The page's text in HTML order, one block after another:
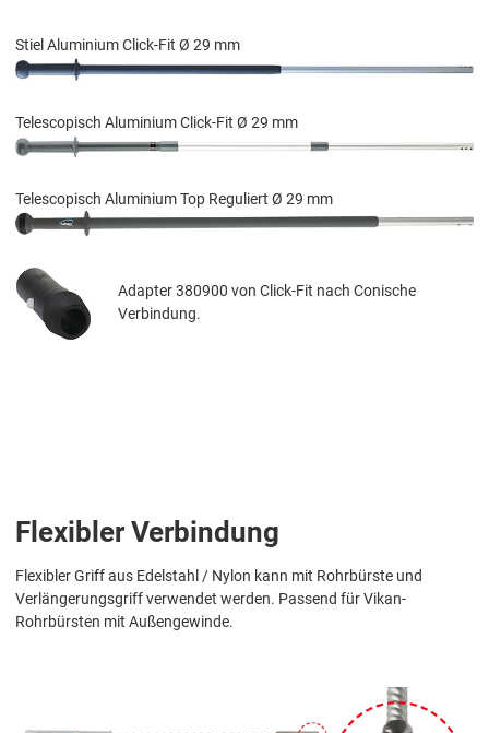
Stiel Aluminium Click-Fit Ø 29 mm
Telescopisch Aluminium Click-Fit Ø 29 mm
Telescopisch Aluminium Top Reguliert Ø 29 mm
Adapter 380900 von Click-Fit nach Conische
Verbindung.
Flexibler Verbindung
Flexibler Griff aus Edelstahl / Nylon kann mit Rohrbürste und
Verlängerungsgriff verwendet werden. Passend für Vikan-
Rohrbürsten mit Außengewinde.